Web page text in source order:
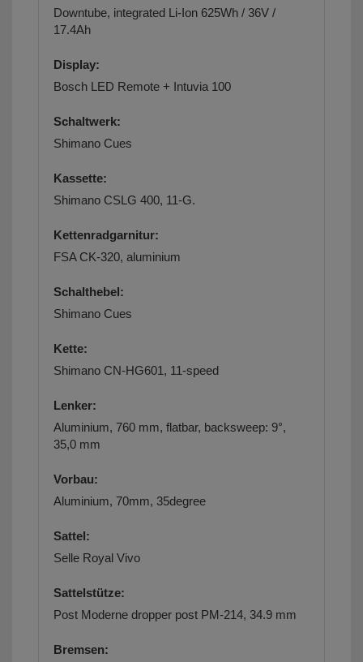
Downtube, integrated Li-Ion 625Wh / 36V /
17.4Ah
Display:
Bosch LED Remote + Intuvia 100
Schaltwerk:
Shimano Cues
Kassette:
Shimano CSLG 400, 11-G.
Kettenradgarnitur:
FSA CK-320, aluminium
Schalthebel:
Shimano Cues
Kette:
Shimano CN-HG601, 11-speed
Lenker:
Aluminium, 760 mm, flatbar, backsweep: 9°,
35,0 mm
Vorbau:
Aluminium, 70mm, 35degree
Sattel:
Selle Royal Vivo
Sattelstütze:
Post Moderne dropper post PM-214, 34.9 mm
Bremsen: